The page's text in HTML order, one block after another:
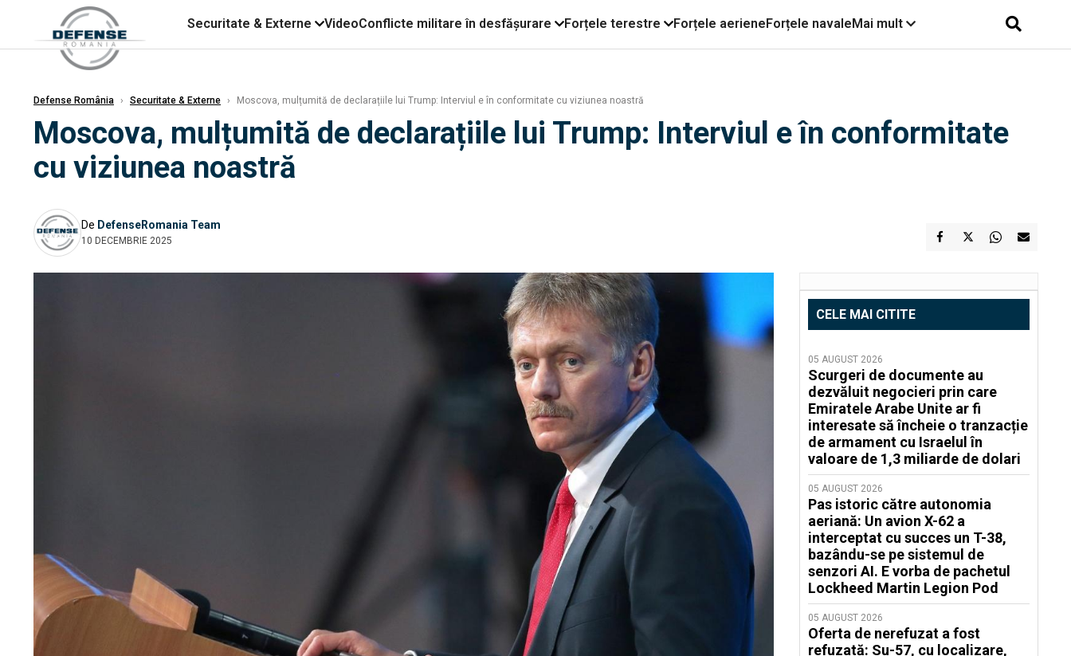
Securitate & Externe VideoConflicte militare în desfășurare Forțele terestre Forțele aerieneForțele navaleMai mult
Defense România › Securitate & Externe › Moscova, mulțumită de declarațiile lui Trump: Interviul e în conformitate cu viziunea noastră
Moscova, mulțumită de declarațiile lui Trump: Interviul e în conformitate
cu viziunea noastră
De DefenseRomania Team
10 DECEMBRIE 2025
CELE MAI CITITE
05 AUGUST 2026
Scurgeri de documente au
dezvăluit negocieri prin care
Emiratele Arabe Unite ar fi
interesate să încheie o tranzacție
de armament cu Israelul în
valoare de 1,3 miliarde de dolari
05 AUGUST 2026
Pas istoric către autonomia
aeriană: Un avion X-62 a
interceptat cu succes un T-38,
bazându-se pe sistemul de
senzori AI. E vorba de pachetul
Lockheed Martin Legion Pod
05 AUGUST 2026
Oferta de nerefuzat a fost
refuzată: Su-57, cu localizare,